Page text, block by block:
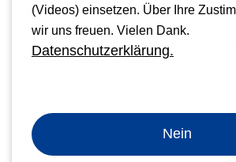
weiß, schwarz, rot, blau und silber (weiter
Verpackungseinheit Drahtkämme /
25, 50, 100 oder 200 Stück
Drahtbindegeräte mit 2:1 Teilung
Kombimaschinen Drahtbindung
(Videos) einsetzen. Über Ihre
wir uns freuen. Vielen Dank.
Datenschutzerklärung.
Nein